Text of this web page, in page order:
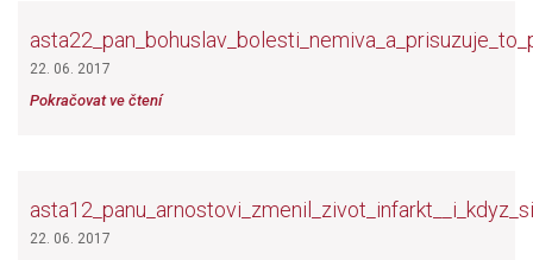
22. 06. 2017
Pokračovat ve čtení
22. 06. 2017